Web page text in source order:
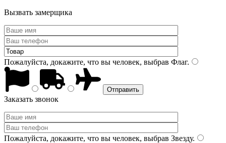
Вызвать замерщика
Пожалуйста, докажите, что вы человек, выбрав Флаг.
Заказать звонок
Пожалуйста, докажите, что вы человек, выбрав Звезду.